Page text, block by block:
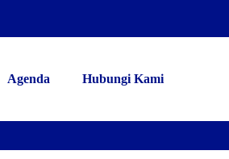
Agenda Hubungi Kami